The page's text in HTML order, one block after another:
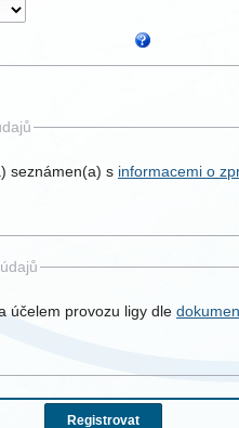
seznámen(a) s informacemi o
účelem provozu ligy dle